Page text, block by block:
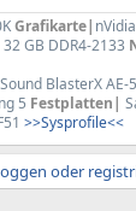
Grafikarte|
32 GB DDR4-2133
BlasterX AE-
5 Festplatten|
>>Sysprofile<<
oder